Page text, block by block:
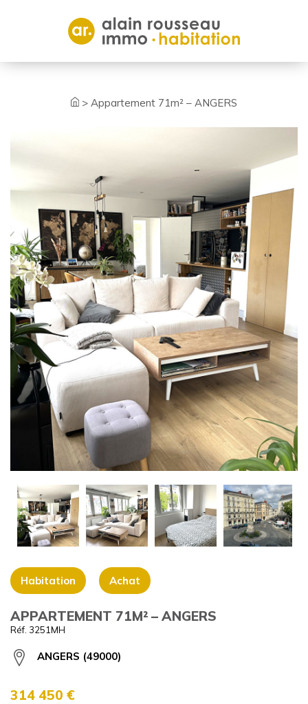
>Appartement 71m² – ANGERS
+
Habitation Achat
APPARTEMENT 71M² – ANGERS
Réf. 3251MH
ANGERS (49000)
314 450 €